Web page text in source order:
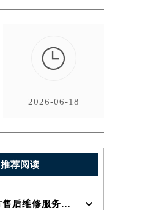

2026-06-18
推荐阅读
宝玑手表官方售后维修服务点地址在哪呢？